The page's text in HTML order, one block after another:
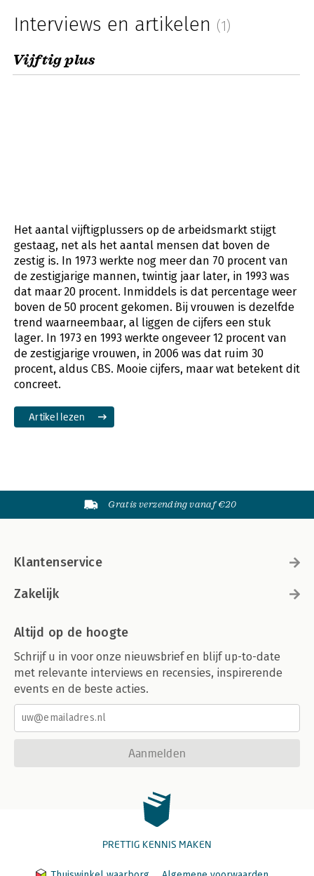
Interviews en artikelen (1)
Vijftig plus
Het aantal vijftigplussers op de arbeidsmarkt stijgt
gestaag, net als het aantal mensen dat boven de
zestig is. In 1973 werkte nog meer dan 70 procent van
de zestigjarige mannen, twintig jaar later, in 1993 was
dat maar 20 procent. Inmiddels is dat percentage weer
boven de 50 procent gekomen. Bij vrouwen is dezelfde
trend waarneembaar, al liggen de cijfers een stuk
lager. In 1973 en 1993 werkte ongeveer 12 procent van
de zestigjarige vrouwen, in 2006 was dat ruim 30
procent, aldus CBS. Mooie cijfers, maar wat betekent dit
concreet.
Artikel lezen
Gratis verzending vanaf €20
Klantenservice
Zakelijk
Altijd op de hoogte
Schrijf u in voor onze nieuwsbrief en blijf up-to-date
met relevante interviews en recensies, inspirerende
events en de beste acties.
Aanmelden
PRETTIG KENNIS MAKEN